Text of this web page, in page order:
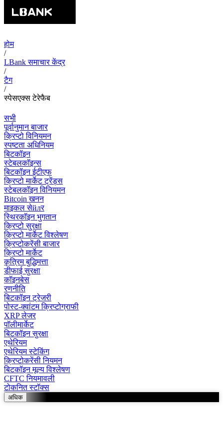
होम
/
LBank समाचार केंद्र
/
टैग
/
स्पेसएक्स टेरेफैब
सभी
पूर्वानुमान बाजार
क्रिप्टो विनियमन
स्पष्टता अधिनियम
बिटकॉइन
स्टेबलकॉइन्स
बिटकॉइन ईटीएफ
क्रिप्टो मार्केट ट्रेंड्स
स्टेबलकॉइन विनियमन
Bitcoin खनन
माइकल सेйлर
स्थिरकॉइन भुगतान
क्रिप्टो सुरक्षा
क्रिप्टो मार्केट विश्लेषण
क्रिप्टोकरेंसी बाजार
क्रिप्टो मार्केट
कृत्रिम बुद्धिमत्ता
डीफाई सुरक्षा
कॉइनबेस
रणनीति
बिटकॉइन ट्रेजरी
पोस्ट-क्वांटम क्रिप्टोग्राफी
XRP लेजर
पॉलीमार्केट
बिटकॉइन सुरक्षा
एथेरियम
एथेरियम स्टेकिंग
क्रिप्टोकरेंसी नियमन
बिटकॉइन मूल्य विश्लेषण
CFTC नियमावली
टोकनित स्टॉक्स
अधिक